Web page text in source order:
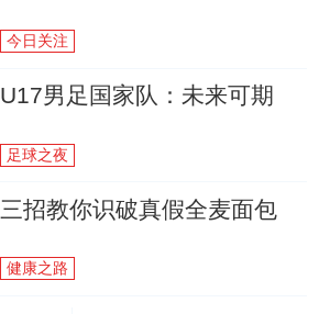
今日关注
U17男足国家队：未来可期
足球之夜
三招教你识破真假全麦面包
健康之路